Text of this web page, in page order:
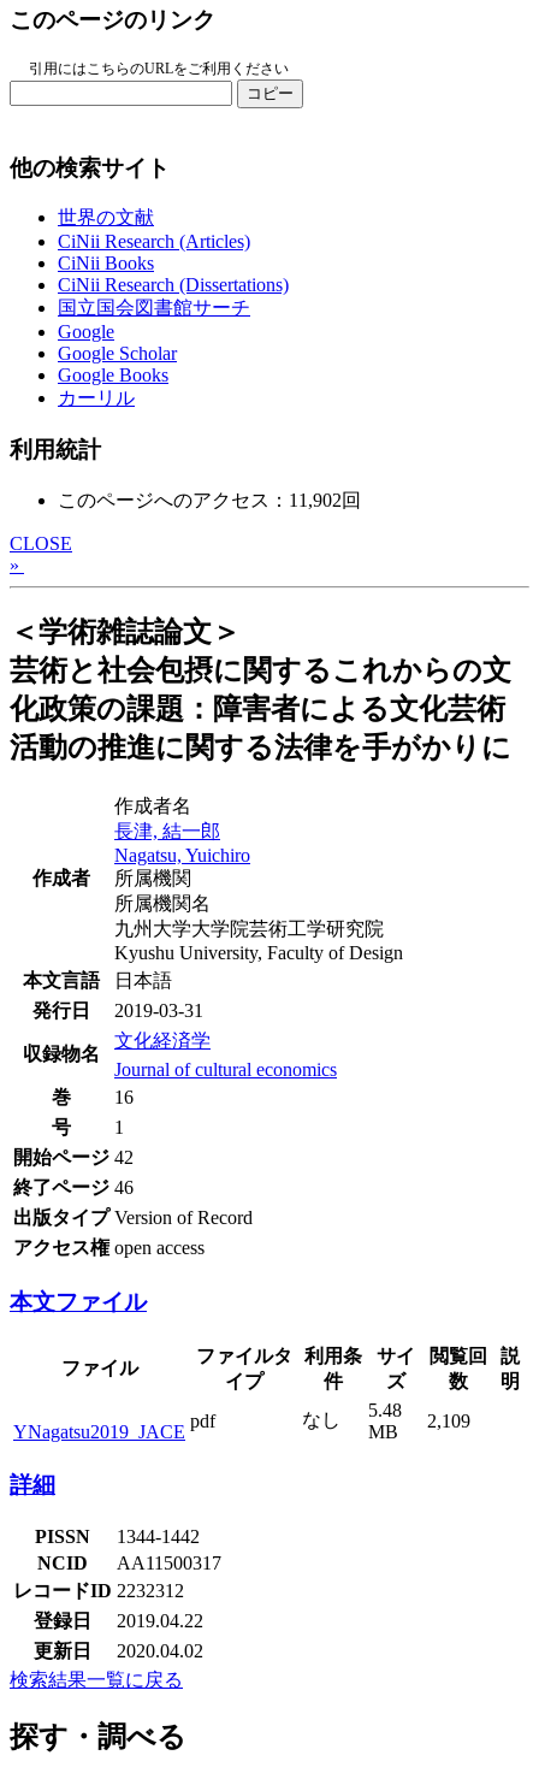
このページのリンク
引用にはこちらのURLをご利用ください
コピー
他の検索サイト
世界の文献
CiNii Research (Articles)
CiNii Books
CiNii Research (Dissertations)
国立国会図書館サーチ
Google
Google Scholar
Google Books
カーリル
利用統計
このページへのアクセス：11,902回
CLOSE
»
＜学術雑誌論文＞
芸術と社会包摂に関するこれからの文
化政策の課題：障害者による文化芸術
活動の推進に関する法律を手がかりに
作成者
作成者名
長津, 結一郎
Nagatsu, Yuichiro
所属機関
所属機関名
九州大学大学院芸術工学研究院
Kyushu University, Faculty of Design
本文言語
日本語
発行日
2019-03-31
収録物名
文化経済学
Journal of cultural economics
巻
16
号
1
開始ページ 42
終了ページ 46
出版タイプ Version of Record
アクセス権 open access
本文ファイル
ファイル
ファイルタ
イプ
利用条
件
サイ
ズ
閲覧回
数
説
明
YNagatsu2019_JACE
pdf なし
5.48
MB
2,109
詳細
PISSN
1344-1442
NCID
AA11500317
レコードID 2232312
登録日
2019.04.22
更新日
2020.04.02
検索結果一覧に戻る
探す・調べる